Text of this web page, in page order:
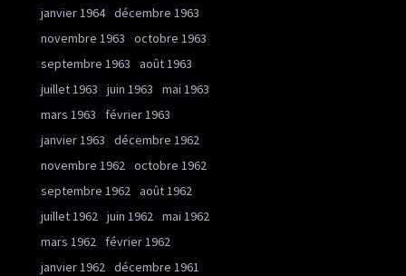
janvier 1964 décembre 1963
novembre 1963
octobre 1963
septembre 1963
août 1963
juillet 1963
juin 1963
mai 1963
mars 1963
février 1963
janvier 1963
décembre 1962
novembre 1962 octobre 1962
septembre 1962 août 1962
juillet 1962 juin 1962 mai 1962
mars 1962
février 1962
janvier 1962 décembre 1961